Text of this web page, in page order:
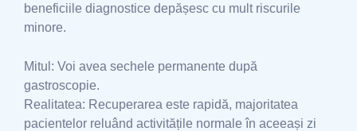
beneficiile diagnostice depășesc cu mult riscurile
minore.
Mitul: Voi avea sechele permanente după
gastroscopie.
Realitatea: Recuperarea este rapidă, majoritatea
pacientelor reluând activitățile normale în aceeași zi